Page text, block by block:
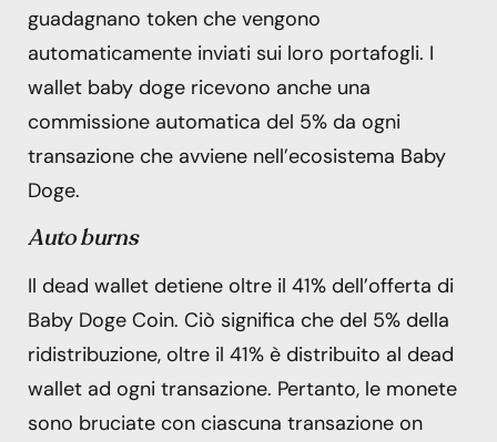
guadagnano token che vengono
automaticamente inviati sui loro portafogli. I
wallet baby doge ricevono anche una
commissione automatica del 5% da ogni
transazione che avviene nell’ecosistema Baby
Doge.
Auto burns
Il dead wallet detiene oltre il 41% dell’offerta di
Baby Doge Coin. Ciò significa che del 5% della
ridistribuzione, oltre il 41% è distribuito al dead
wallet ad ogni transazione. Pertanto, le monete
sono bruciate con ciascuna transazione on